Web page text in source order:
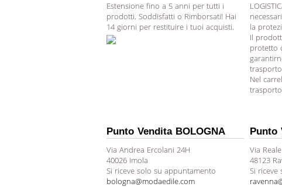
Estensione fino a 5 anni per tutti i
prodotti. Soddisfatti o Rimborsati! Hai
14 giorni per restituire i tuoi acquisti.
la
Il
protetto
Nel
Punto Vendita BOLOGNA
Via Andrea Ercolani 24H
40026 Imola
Si riceve solo su appuntamento
bologna@modaedile.com
Punto
Via
48123
Si riceve